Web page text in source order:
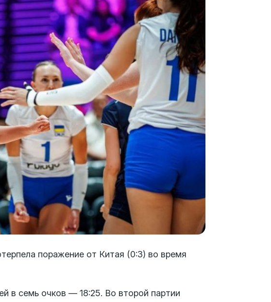
поражение от Китая (0:3) во время
в семь очков — 18:25. Во второй партии